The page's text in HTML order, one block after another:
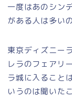
一度はあのシン
がある人は多い
東京ディズニー
レラのフェアリ
ラ城に入ること
いうのは聞いた